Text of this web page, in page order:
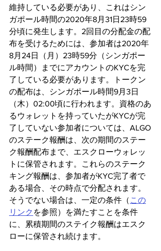
維持している必要があり、これはシン
ガポール時間の2020年8月31日23時59
分頃に発生します。2回目の分配金の配
布を受けるためには、参加者は2020年
8月24日（月）23時59分（シンガポー
ル時間）までにアカウントのKYCを完
了している必要があります。トークン
の配布は、シンガポール時間9月3日
（木）02:00頃に行われます。資格のあ
るウォレットを持っていたがKYCが完
了していない参加者については、ALGO
のステーク報酬は、次の期間のステー
ク報酬配布まで、エスクローウォレッ
トに保管されます。これらのステーク
キング報酬は、参加者がKYC完了者で
ある場合、その時点で分配されます。
そうでない場合は、一定の条件（ この
リンク を参照）を満たすことを条件
に、累積期間のステイク報酬はエスク
ローに保管され続けます。